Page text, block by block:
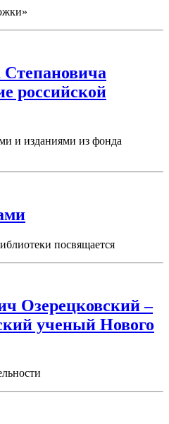
российской
и изданиями из фонда
посвящается
Озерецковский –
ученый Нового